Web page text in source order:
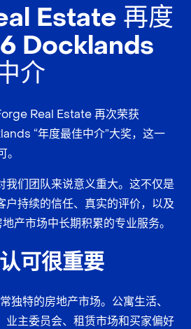
Estate 再度
Docklands
介
Real Estate 再次荣获
“年度最佳中介”大奖，这一
我们团队来说意义重大。这不仅是
户持续的信任、真实的评价，以及
产市场中长期积累的专业服务。
可很重要
独特的房地产市场。公寓生活、
业主委员会、租赁市场和买家偏好